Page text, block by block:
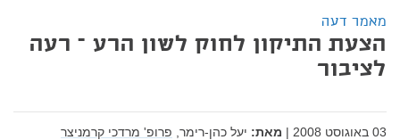
מאמר דעה
הצעת התיקון לחוק לשון הרע – רעה
לציבור
03 באוגוסט 2008 | מאת: יעל כהן-רימר, פרופ' מרדכי קרמניצר